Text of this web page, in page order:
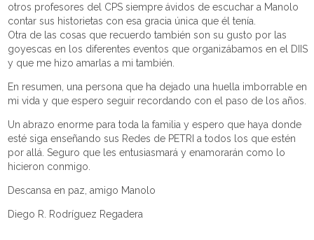
otros profesores del CPS siempre ávidos de escuchar a Manolo
contar sus historietas con esa gracia única que él tenía.
Otra de las cosas que recuerdo también son su gusto por las
goyescas en los diferentes eventos que organizábamos en el DIIS
y que me hizo amarlas a mi también.
En resumen, una persona que ha dejado una huella imborrable en
mi vida y que espero seguir recordando con el paso de los años.
Un abrazo enorme para toda la familia y espero que haya donde
esté siga enseñando sus Redes de PETRI a todos los que estén
por allá. Seguro que les entusiasmará y enamorarán como lo
hicieron conmigo.
Descansa en paz, amigo Manolo
Diego R. Rodríguez Regadera